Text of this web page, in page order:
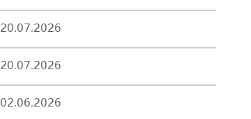
20.07.2026
20.07.2026
02.06.2026